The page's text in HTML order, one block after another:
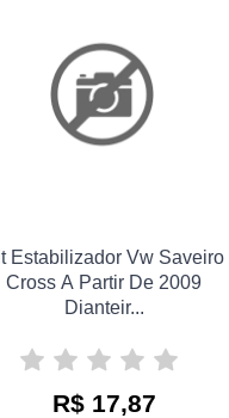
Estabilizador Vw Saveiro
Cross A Partir De 2009
Dianteir...
R$ 17,87